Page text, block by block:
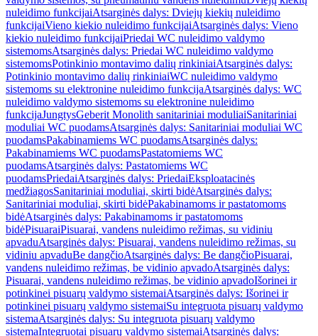
nuleidimo funkcijaiAtsarginės dalys: Dviejų kiekių nuleidimo
funkcijaiVieno kiekio nuleidimo funkcijaiAtsarginės dalys: Vieno
kiekio nuleidimo funkcijaiPriedai WC nuleidimo valdymo
sistemomsAtsarginės dalys: Priedai WC nuleidimo valdymo
sistemomsPotinkinio montavimo dalių rinkiniaiAtsarginės dalys:
Potinkinio montavimo dalių rinkiniaiWC nuleidimo valdymo
sistemoms su elektronine nuleidimo funkcijaAtsarginės dalys: WC
nuleidimo valdymo sistemoms su elektronine nuleidimo
funkcijaJungtysGeberit Monolith sanitariniai moduliaiSanitariniai
moduliai WC puodamsAtsarginės dalys: Sanitariniai moduliai WC
puodamsPakabinamiems WC puodamsAtsarginės dalys:
Pakabinamiems WC puodamsPastatomiems WC
puodamsAtsarginės dalys: Pastatomiems WC
puodamsPriedaiAtsarginės dalys: PriedaiEksploatacinės
medžiagosSanitariniai moduliai, skirti bidėAtsarginės dalys:
Sanitariniai moduliai, skirti bidėPakabinamoms ir pastatomoms
bidėAtsarginės dalys: Pakabinamoms ir pastatomoms
bidėPisuaraiPisuarai, vandens nuleidimo režimas, su vidiniu
apvaduAtsarginės dalys: Pisuarai, vandens nuleidimo režimas, su
vidiniu apvaduBe dangčioAtsarginės dalys: Be dangčioPisuarai,
vandens nuleidimo režimas, be vidinio apvadoAtsarginės dalys:
Pisuarai, vandens nuleidimo režimas, be vidinio apvadoIšorinei ir
potinkinei pisuarų valdymo sistemaiAtsarginės dalys: Išorinei ir
potinkinei pisuarų valdymo sistemaiSu integruota pisuarų valdymo
sistemaAtsarginės dalys: Su integruota pisuarų valdymo
sistemaIntegruotai pisuarų valdymo sistemaiAtsarginės dalys: